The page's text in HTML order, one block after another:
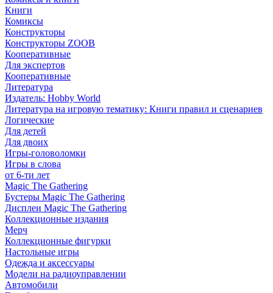
Книги
Комиксы
Конструкторы
Конструкторы ZOOB
Кооперативные
Для экспертов
Кооперативные
Литература
Издатель: Hobby World
Литература на игровую тематику: Книги правил и сценариев
Логические
Для детей
Для двоих
Игры-головоломки
Игры в слова
от 6-ти лет
Magic The Gathering
Бустеры Magic The Gathering
Дисплеи Magic The Gathering
Коллекционные издания
Мерч
Коллекционные фигурки
Настольные игры
Одежда и аксессуары
Модели на радиоуправлении
Автомобили